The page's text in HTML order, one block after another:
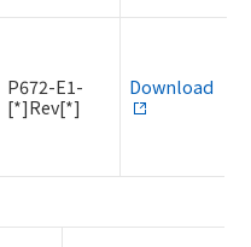
P672-E1-
[*]Rev[*]
Download